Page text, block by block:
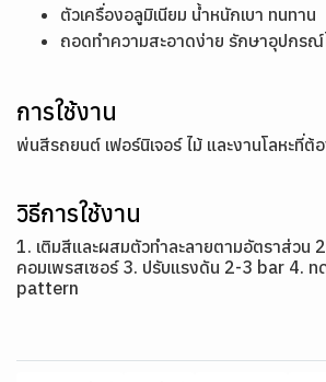
ตัวเครื่องอลูมิเนียม น้ำหนักเบา ทนทาน
ถอดทำความสะอาดง่าย รักษาอุปกรณ์
การใช้งาน
พ่นสีรถยนต์ เฟอร์นิเจอร์ ไม้ และงานโลหะที่ต้
วิธีการใช้งาน
1. เติมสีและผสมตัวทำละลายตามอัตราส่วน
คอมเพรสเซอร์ 3. ปรับแรงดัน 2-3 bar 4. ท
pattern